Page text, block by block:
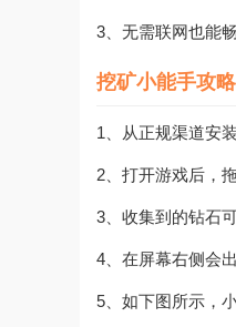
3、无需联网也能
挖矿小能手攻略
1、从正规渠道安
2、打开游戏后，
3、收集到的钻石
4、在屏幕右侧会
5、如下图所示，